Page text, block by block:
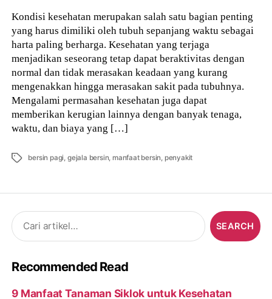
Kondisi kesehatan merupakan salah satu bagian penting
yang harus dimiliki oleh tubuh sepanjang waktu sebagai
harta paling berharga. Kesehatan yang terjaga
menjadikan seseorang tetap dapat beraktivitas dengan
normal dan tidak merasakan keadaan yang kurang
mengenakkan hingga merasakan sakit pada tubuhnya.
Mengalami permasahan kesehatan juga dapat
memberikan kerugian lainnya dengan banyak tenaga,
waktu, dan biaya yang […]
Tags bersin pagi, gejala bersin, manfaat bersin, penyakit
Search
for:
Recommended Read
9 Manfaat Tanaman Siklok untuk Kesehatan